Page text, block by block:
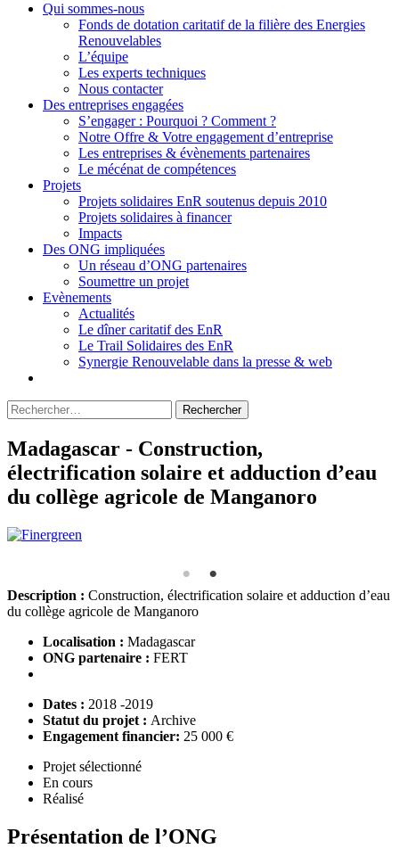
Qui sommes-nous
Fonds de dotation caritatif de la filière des Energies
Renouvelables
L’équipe
Les experts techniques
Nous contacter
Des entreprises engagées
S’engager : Pourquoi ? Comment ?
Notre Offre & Votre engagement d’entreprise
Les entreprises & évènements partenaires
Le mécénat de compétences
Projets
Projets solidaires EnR soutenus depuis 2010
Projets solidaires à financer
Impacts
Des ONG impliquées
Un réseau d’ONG partenaires
Soumettre un projet
Evènements
Actualités
Le dîner caritatif des EnR
Le Trail Solidaires des EnR
Synergie Renouvelable dans la presse & web
Rechercher :
Madagascar - Construction,
électrification solaire et adduction d’eau
du collège agricole de Manganoro
Description : Construction, électrification solaire et adduction d’eau
du collège agricole de Manganoro
Localisation : Madagascar
ONG partenaire : FERT
Dates : 2018 -2019
Statut du projet : Archive
Engagement financier: 25 000 €
Projet sélectionné
En cours
Réalisé
Présentation de l’ONG